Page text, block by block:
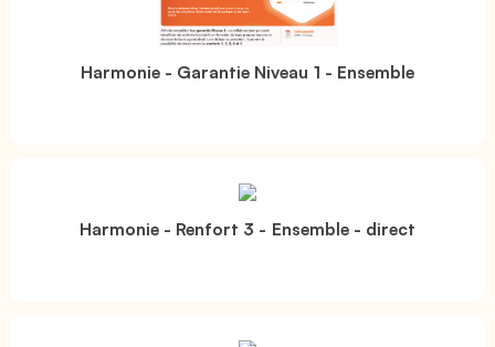
Harmonie - Garantie Niveau 1 - Ensemble
Harmonie - Renfort 3 - Ensemble - direct